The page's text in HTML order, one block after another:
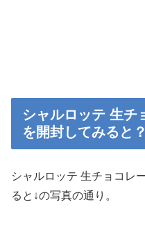
シャルロッテ 生チ
を開封してみると？
シャルロッテ 生チョコレ
ると↓の写真の通り。